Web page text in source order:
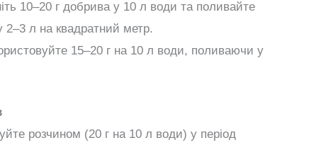
10–20 г добрива у 10 л води та поливайте
2–3 л на квадратний метр.
15–20 г на 10 л води, поливаючи у
розчином (20 г на 10 л води) у період